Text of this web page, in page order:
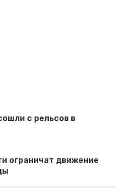
с рельсов в
ограничат движение